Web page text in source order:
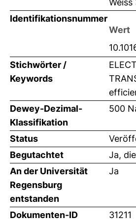
Identifikationsnummer
Wert
Stichwörter /
Keywords
Dewey-Dezimal-
Klassifikation
500
Status
Begutachtet
Ja,
An der Universität
Regensburg
entstanden
Ja
Dokumenten-ID 31211